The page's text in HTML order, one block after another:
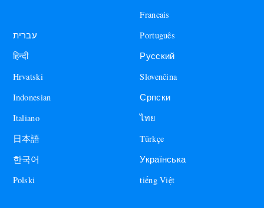
Francais
עברית
हिन्दी
Hrvatski
Indonesian
Italiano
日本語
한국어
Polski
Português
Русский
Slovenčina
Српски
ไทย
Türkçe
Українська
tiếng Việt